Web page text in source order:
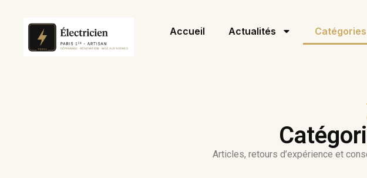
Accueil Actualités Catégories
Articles, retours d’expérience et